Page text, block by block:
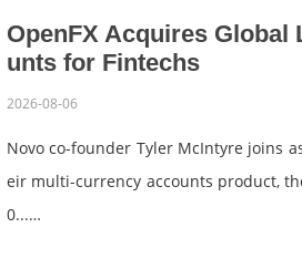
OpenFX Acquires
unts for Fintechs
2026-08-06
Novo co-founder Tyler McIntyre joins
eir multi-currency accounts product,
0...…